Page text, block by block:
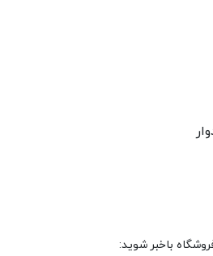
باخبر شوید: